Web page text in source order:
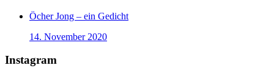
Öcher Jong – ein Gedicht
14. November 2020
Instagram